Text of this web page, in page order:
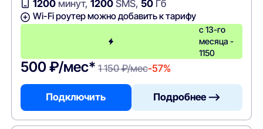
1200минут, 1200SMS, 50Гб
Wi-Fi роутер можно добавить к тарифу
с 13-го
месяца -
1150
500 ₽/мес* 1 150 ₽/мес-57%
Подключить Подробнее —>